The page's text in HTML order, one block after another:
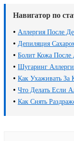
Навигатор по
• Аллергия После
• Депиляция
• Болит Кожа После
• Шугаринг
• Как Ухаживать За
• Что Делать Если
• Как Снять